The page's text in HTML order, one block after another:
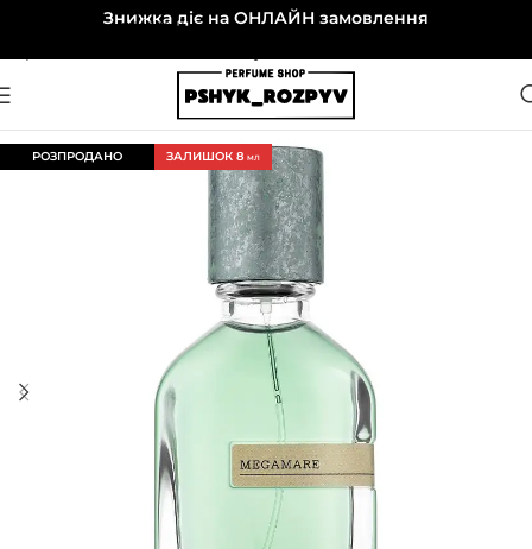
Перейти до навігаціїЗнижка діє на ОНЛАЙН замовлення
РОЗПРОДАНО ЗАЛИШОК 8 МЛ